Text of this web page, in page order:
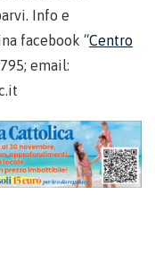
Info e
facebook “Centro
email: